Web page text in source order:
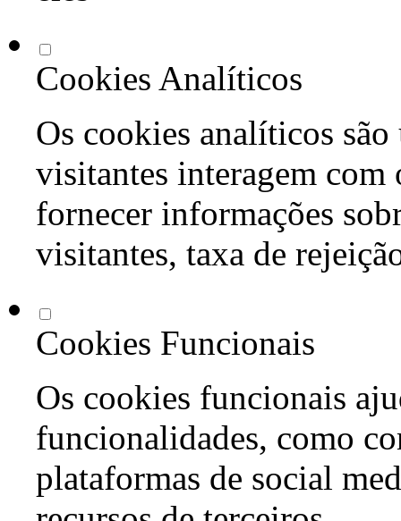
Cookies Analíticos
Os cookies analíticos são
visitantes interagem com
fornecer informações
visitantes, taxa de
Cookies Funcionais
Os cookies funcionais
funcionalidades, como
plataformas de social